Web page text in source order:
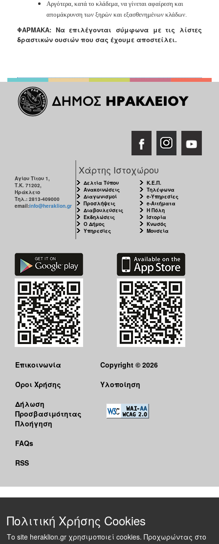
Αργότερα, κατά το κλάδεμα, να γίνεται αφαίρεση και
απομάκρυνση των ξηρών και εξασθενημένων κλάδων.
ΦΑΡΜΑΚΑ: Να επιλέγονται σύμφωνα με τις λίστες
δραστικών ουσιών που σας έχουμε αποστείλει.
Αγίου Τίτου 1,
Τ.Κ. 71202,
Ηράκλειο
Τηλ.: 2813-409000
email:info@heraklion.gr
Χάρτης Ιστοχώρου
Δελτία Τύπου
Ανακοινώσεις
Διαγωνισμοί
Προσλήψεις
Διαβουλεύσεις
Εκδηλώσεις
Ο Δήμος
Υπηρεσίες
Κ.Ε.Π.
Τηλέφωνα
e-Υπηρεσίες
e-Αιτήματα
Η Πόλη
Ιστορία
Κνωσός
Μουσεία
Επικοινωνία
Όροι Χρήσης
Δήλωση
Προσβασιμότητας
Πλοήγηση
FAQs
RSS
Copyright © 2026
Υλοποίηση
Πολιτική Χρήσης Cookies
Το site heraklion.gr χρησιμοποιεί cookies. Προχωρώντας στο